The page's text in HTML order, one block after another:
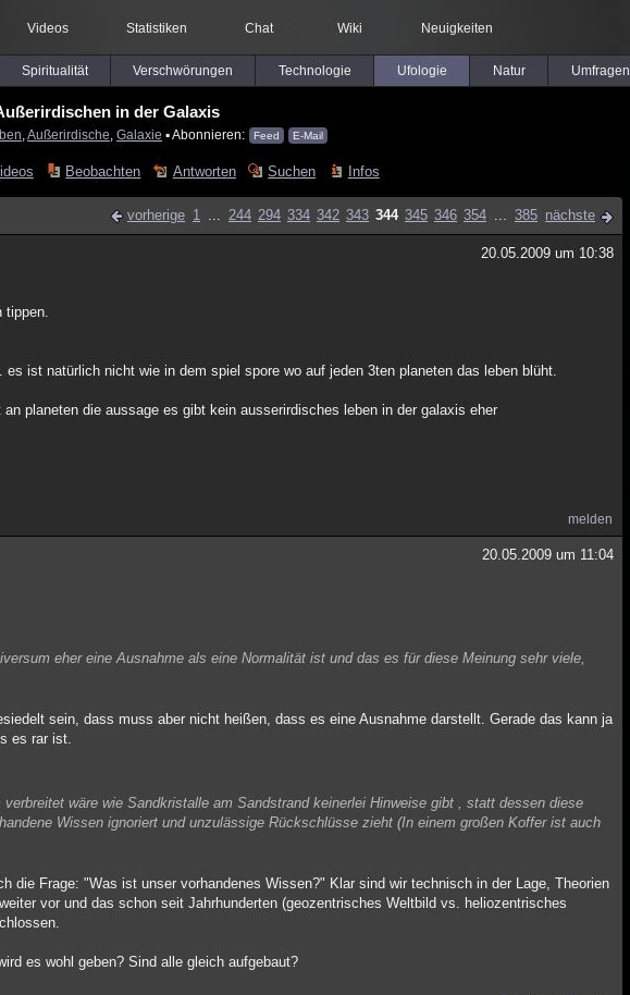
Videos Statistiken Chat Wiki Neuigkeiten
Spiritualität Verschwörungen Technologie Ufologie Natur Umfragen
in der Galaxis
Außerirdische Galaxie ▪ Abonnieren: Feed E-Mail
Beobachten Antworten Suchen Infos
vorherige 1 ... 244 294 334 342 343 344 345 346 354 ... 385 nächste
20.05.2009 um 10:38
tippen.
ist natürlich nicht wie in dem spiel spore wo auf jeden 3ten planeten das leben blüht.
planeten die aussage es gibt kein ausserirdisches leben in der galaxis eher
melden
20.05.2009 um 11:04
eher eine Ausnahme als eine Normalität ist und das es für diese Meinung sehr viele,
sein, dass muss aber nicht heißen, dass es eine Ausnahme darstellt. Gerade das kann ja
es rar ist.
wäre wie Sandkristalle am Sandstrand keinerlei Hinweise gibt , statt dessen diese
Wissen ignoriert und unzulässige Rückschlüsse zieht (In einem großen Koffer ist auch
die Frage: "Was ist unser vorhandenes Wissen?" Klar sind wir technisch in der Lage, Theorien
vor und das schon seit Jahrhunderten (geozentrisches Weltbild vs. heliozentrisches
es wohl geben? Sind alle gleich aufgebaut?